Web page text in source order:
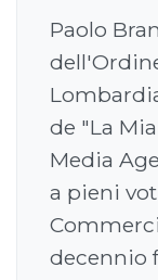
Paolo
de "La
Media
a pieni
decennio